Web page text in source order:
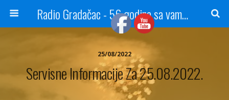
Radio Gradačac - 56 godina sa vama...
25/08/2022
Servisne Informacije Za 25.08.2022.